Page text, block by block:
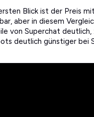
Blick ist der Preis
aber in diesem
von Superchat deutlich,
deutlich günstiger bei